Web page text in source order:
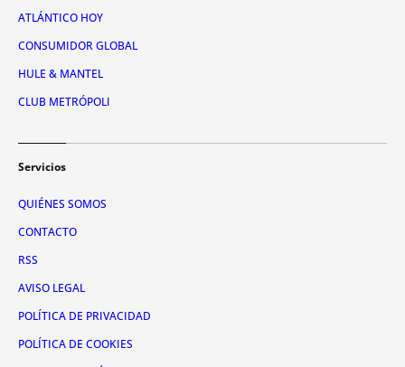
ATLÁNTICO HOY
CONSUMIDOR GLOBAL
HULE & MANTEL
CLUB METRÓPOLI
Servicios
QUIÉNES SOMOS
CONTACTO
RSS
AVISO LEGAL
POLÍTICA DE PRIVACIDAD
POLÍTICA DE COOKIES